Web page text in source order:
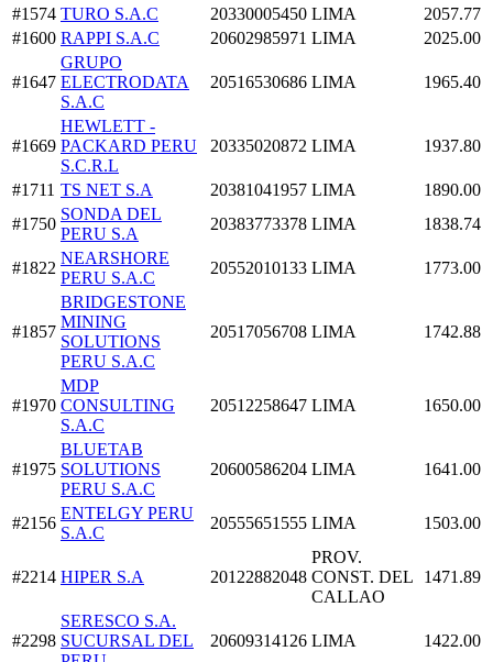
#1574 TURO S.A.C 20330005450 LIMA
2057.77
#1600 RAPPI S.A.C 20602985971 LIMA 2025.00
#1647
GRUPO
ELECTRODATA
S.A.C
20516530686 LIMA 1965.40
#1669
HEWLETT -
PACKARD PERU
S.C.R.L
20335020872 LIMA 1937.80
#1711 TS NET S.A 20381041957 LIMA
1890.00
#1750
SONDA DEL
PERU S.A
20383773378 LIMA 1838.74
#1822
NEARSHORE
PERU S.A.C
20552010133 LIMA 1773.00
#1857
BRIDGESTONE
MINING
SOLUTIONS
PERU S.A.C
20517056708 LIMA 1742.88
#1970
MDP
CONSULTING
S.A.C
20512258647 LIMA 1650.00
#1975
BLUETAB
SOLUTIONS
PERU S.A.C
20600586204 LIMA 1641.00
#2156
ENTELGY PERU
S.A.C
20555651555 LIMA 1503.00
#2214 HIPER S.A 20122882048
PROV.
CONST. DEL
CALLAO
1471.89
#2298
SERESCO S.A.
SUCURSAL DEL
20609314126 LIMA 1422.00